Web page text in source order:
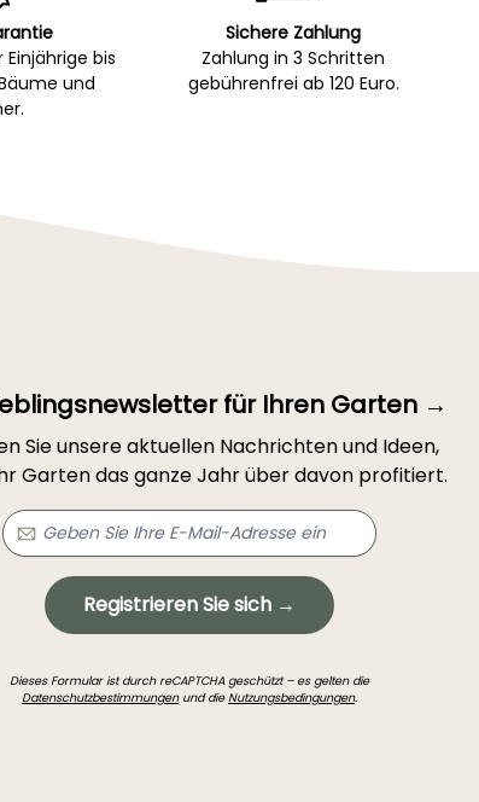
bis
und
Sichere Zahlung
Zahlung in 3 Schritten
gebührenfrei ab 120 Euro.
für Ihren Garten →
Sie unsere aktuellen Nachrichten und Ideen,
Garten das ganze Jahr über davon profitiert.
Registrieren Sie sich →
Dieses Formular ist durch reCAPTCHA geschützt – es gelten die
Datenschutzbestimmungenund dieNutzungsbedingungen.